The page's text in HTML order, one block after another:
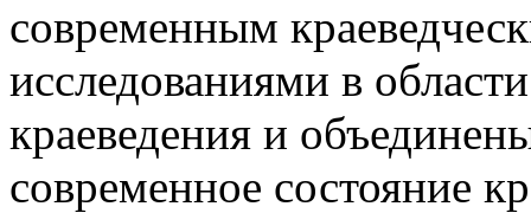
современным
исследованиями в
краеведения и
современное состояние